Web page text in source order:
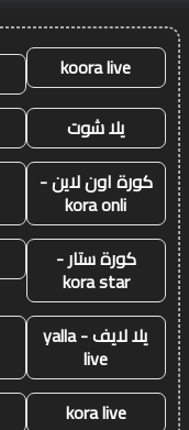
koora live
يلا شوت
كورة اون لاين -
kora onli
كورة ستار -
kora star
يلا لايف - yalla
live
kora live